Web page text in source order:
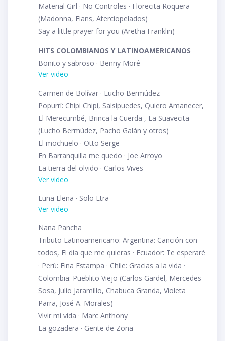
Material Girl · No Controles · Florecita Roquera
(Madonna, Flans, Aterciopelados)
Say a little prayer for you (Aretha Franklin)
HITS COLOMBIANOS Y LATINOAMERICANOS
Bonito y sabroso · Benny Moré
Ver video
Carmen de Bolívar · Lucho Bermúdez
Popurrí: Chipi Chipi, Salsipuedes, Quiero Amanecer,
El Merecumbé, Brinca la Cuerda , La Suavecita
(Lucho Bermúdez, Pacho Galán y otros)
El mochuelo · Otto Serge
En Barranquilla me quedo · Joe Arroyo
La tierra del olvido · Carlos Vives
Ver video
Luna Llena · Solo Etra
Ver video
Nana Pancha
Tributo Latinoamericano: Argentina: Canción con
todos, El día que me quieras · Ecuador: Te esperaré
· Perú: Fina Estampa · Chile: Gracias a la vida ·
Colombia: Pueblito Viejo (Carlos Gardel, Mercedes
Sosa, Julio Jaramillo, Chabuca Granda, Violeta
Parra, José A. Morales)
Vivir mi vida · Marc Anthony
La gozadera · Gente de Zona